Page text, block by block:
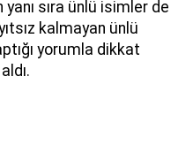
sıra ünlü isimler de
kalmayan ünlü
yorumla dikkat